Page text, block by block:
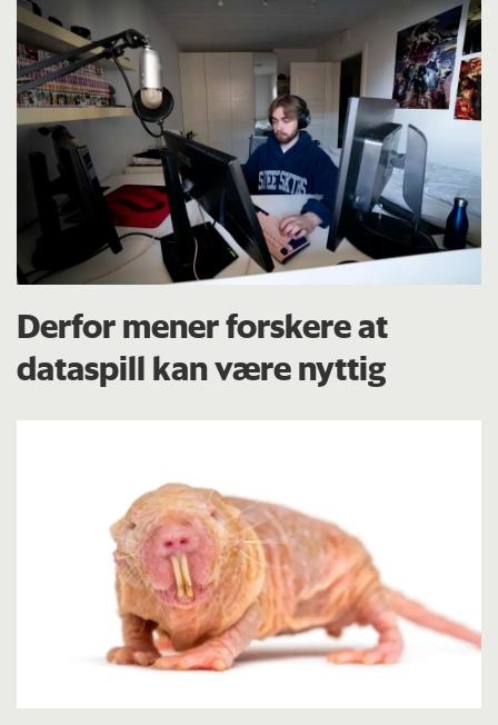
Derfor mener forskere at
dataspill kan være nyttig